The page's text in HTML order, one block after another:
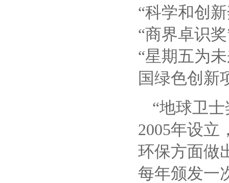
“科学和创
“商界卓识
“星期五为
国绿色创新
“地球卫
2005年设立
环保方面做
每年颁发一